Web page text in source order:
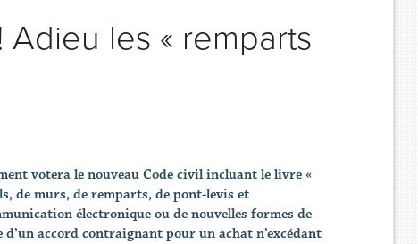
les « remparts
votera le nouveau Code civil incluant le livre «
de murs, de remparts, de pont-levis et
électronique ou de nouvelles formes de
accord contraignant pour un achat n’excédant